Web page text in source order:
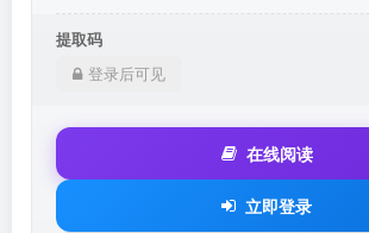
提取码
登录后可见
在线阅读
立即登录